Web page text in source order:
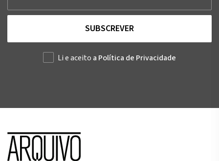
SUBSCREVER
Li e aceito a Política de Privacidade